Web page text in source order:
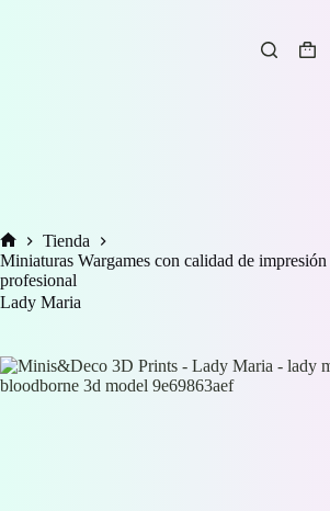
Carro
Inicio
Tienda
Miniaturas Wargames con calidad de impresión
profesional
Lady Maria